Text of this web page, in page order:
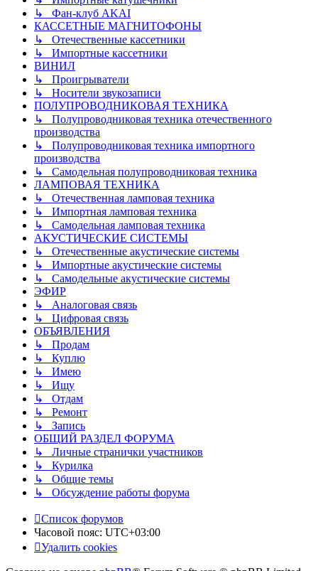
↳ Фан-клуб AKAI
КАССЕТНЫЕ МАГНИТОФОНЫ
↳ Отечественные кассетники
↳ Импортные кассетники
ВИНИЛ
↳ Проигрыватели
↳ Носители звукозаписи
ПОЛУПРОВОДНИКОВАЯ ТЕХНИКА
↳ Полупроводниковая техника отечественного
производства
↳ Полупроводниковая техника импортного
производства
↳ Самодельная полупроводниковая техника
ЛАМПОВАЯ ТЕХНИКА
↳ Отечественная ламповая техника
↳ Импортная ламповая техника
↳ Самодельная ламповая техника
АКУСТИЧЕСКИЕ СИСТЕМЫ
↳ Отечественные акустические системы
↳ Импортные акустические системы
↳ Самодельные акустические системы
ЭФИР
↳ Аналоговая связь
↳ Цифровая связь
ОБЪЯВЛЕНИЯ
↳ Продам
↳ Куплю
↳ Имею
↳ Ищу
↳ Отдам
↳ Ремонт
↳ Запись
ОБЩИЙ РАЗДЕЛ ФОРУМА
↳ Личные странички участников
↳ Курилка
↳ Общие темы
↳ Обсуждение работы форума
Список форумов
Часовой пояс: UTC+03:00
Удалить cookies